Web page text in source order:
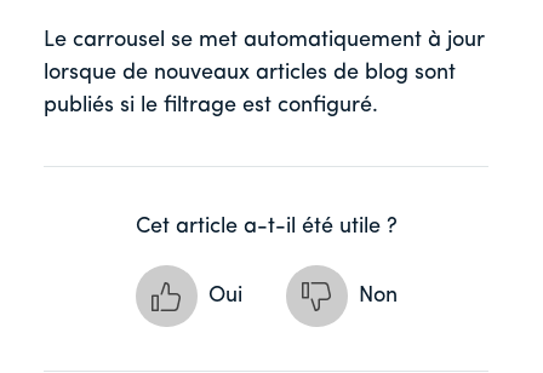
Le carrousel se met automatiquement à jour
lorsque de nouveaux articles de blog sont
publiés si le filtrage est configuré.
Cet article a-t-il été utile ?
Oui Non